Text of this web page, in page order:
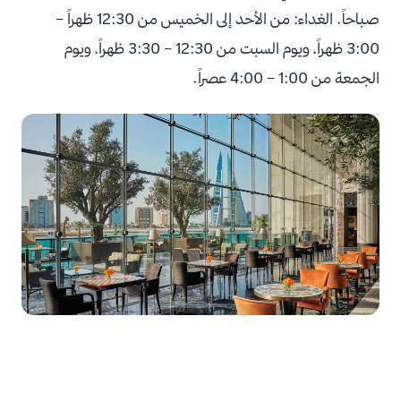
صباحاً.
الغداء: من الأحد إلى الخميس من 12:30 ظهراً –
3:00 ظهراً، ويوم السبت من 12:30 – 3:30 ظهراً، ويوم
الجمعة من 1:00 – 4:00 عصراً.